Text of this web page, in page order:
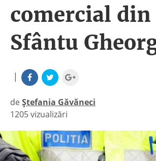
comercial din
Sfântu
|
deȘtefania Găvăneci
|
1205 vizualizări